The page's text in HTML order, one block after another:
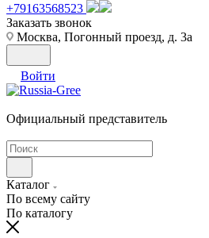
+79163568523
Заказать звонок
Москва, Погонный проезд, д. 3а
Войти
Официальный представитель
Каталог
По всему сайту
По каталогу